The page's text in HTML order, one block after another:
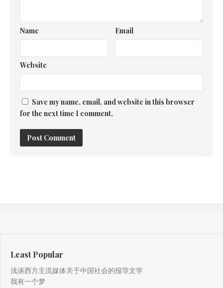
Name Email
Website
Save my name, email, and website in this browser
for the next time I comment.
Least Popular
浅谈西方主流媒体关于中国社会的报导文学
我有一个梦